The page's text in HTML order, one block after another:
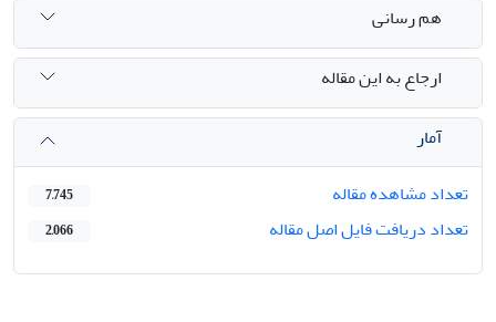
هم رسانی
ارجاع به این مقاله
آمار
تعداد مشاهده مقاله
7,745
تعداد دریافت فایل اصل مقاله 2,066